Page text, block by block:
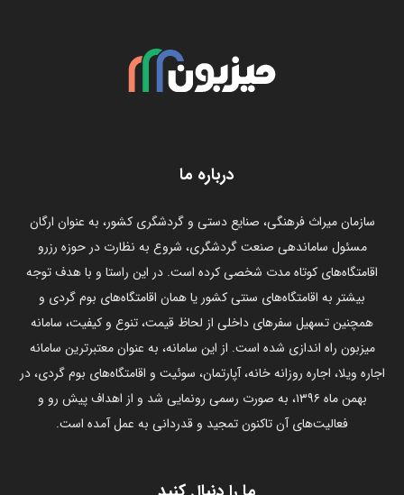
درباره ما
سازمان میراث فرهنگی، صنایع دستی و گردشگری کشور، به عنوان ارگان
مسئول ساماندهی صنعت گردشگری، شروع به نظارت در حوزه رزرو
اقامتگاه‌های کوتاه مدت شخصی کرده است. در این راستا و با هدف توجه
بیشتر به اقامتگاه‌های سنتی کشور یا همان اقامتگاه‌های بوم گردی و
همچنین تسهیل سفرهای داخلی از لحاظ قیمت، تنوع و کیفیت، سامانه
میزبون راه اندازی شده است. از این سامانه، به عنوان معتبرترین سامانه
اجاره ویلا، اجاره روزانه خانه، آپارتمان، سوئیت و اقامتگاه‌های بوم گردی، در
بهمن ماه ۱۳۹۶، به صورت رسمی رونمایی شد و از اهداف پیش رو و
فعالیت‌های آن تاکنون تمجید و قدردانی به عمل آمده است.